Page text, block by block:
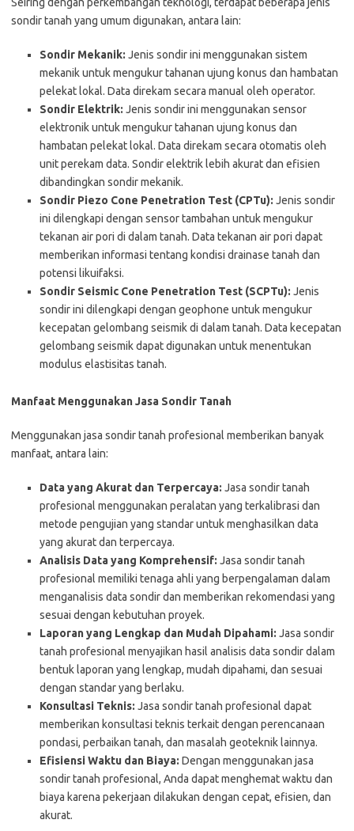
sondir tanah yang umum digunakan, antara lain:
Sondir Mekanik: Jenis sondir ini menggunakan sistem
mekanik untuk mengukur tahanan ujung konus dan hambatan
pelekat lokal. Data direkam secara manual oleh operator.
Sondir Elektrik: Jenis sondir ini menggunakan sensor
elektronik untuk mengukur tahanan ujung konus dan
hambatan pelekat lokal. Data direkam secara otomatis oleh
unit perekam data. Sondir elektrik lebih akurat dan efisien
dibandingkan sondir mekanik.
Sondir Piezo Cone Penetration Test (CPTu): Jenis sondir
ini dilengkapi dengan sensor tambahan untuk mengukur
tekanan air pori di dalam tanah. Data tekanan air pori dapat
memberikan informasi tentang kondisi drainase tanah dan
potensi likuifaksi.
Sondir Seismic Cone Penetration Test (SCPTu): Jenis
sondir ini dilengkapi dengan geophone untuk mengukur
kecepatan gelombang seismik di dalam tanah. Data kecepatan
gelombang seismik dapat digunakan untuk menentukan
modulus elastisitas tanah.
Manfaat Menggunakan Jasa Sondir Tanah
Menggunakan jasa sondir tanah profesional memberikan banyak
manfaat, antara lain:
Data yang Akurat dan Terpercaya: Jasa sondir tanah
profesional menggunakan peralatan yang terkalibrasi dan
metode pengujian yang standar untuk menghasilkan data
yang akurat dan terpercaya.
Analisis Data yang Komprehensif: Jasa sondir tanah
profesional memiliki tenaga ahli yang berpengalaman dalam
menganalisis data sondir dan memberikan rekomendasi yang
sesuai dengan kebutuhan proyek.
Laporan yang Lengkap dan Mudah Dipahami: Jasa sondir
tanah profesional menyajikan hasil analisis data sondir dalam
bentuk laporan yang lengkap, mudah dipahami, dan sesuai
dengan standar yang berlaku.
Konsultasi Teknis: Jasa sondir tanah profesional dapat
memberikan konsultasi teknis terkait dengan perencanaan
pondasi, perbaikan tanah, dan masalah geoteknik lainnya.
Efisiensi Waktu dan Biaya: Dengan menggunakan jasa
sondir tanah profesional, Anda dapat menghemat waktu dan
biaya karena pekerjaan dilakukan dengan cepat, efisien, dan
akurat.